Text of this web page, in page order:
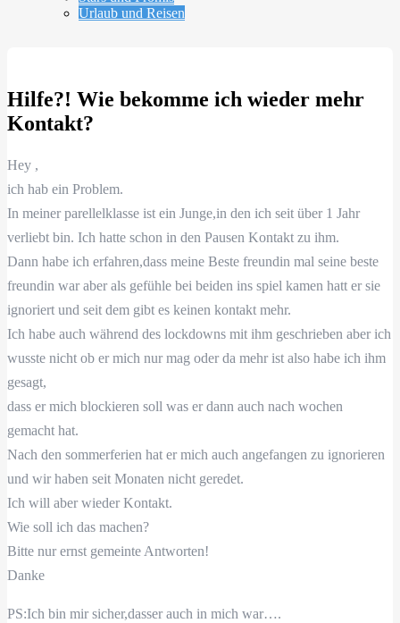
Urlaub und Reisen
Hilfe?! Wie bekomme ich wieder mehr
Kontakt?
Hey ,
ich hab ein Problem.
In meiner parellelklasse ist ein Junge,in den ich seit über 1 Jahr
verliebt bin. Ich hatte schon in den Pausen Kontakt zu ihm.
Dann habe ich erfahren,dass meine Beste freundin mal seine beste
freundin war aber als gefühle bei beiden ins spiel kamen hatt er sie
ignoriert und seit dem gibt es keinen kontakt mehr.
Ich habe auch während des lockdowns mit ihm geschrieben aber ich
wusste nicht ob er mich nur mag oder da mehr ist also habe ich ihm
gesagt,
dass er mich blockieren soll was er dann auch nach wochen
gemacht hat.
Nach den sommerferien hat er mich auch angefangen zu ignorieren
und wir haben seit Monaten nicht geredet.
Ich will aber wieder Kontakt.
Wie soll ich das machen?
Bitte nur ernst gemeinte Antworten!
Danke
PS:Ich bin mir sicher,dasser auch in mich war….